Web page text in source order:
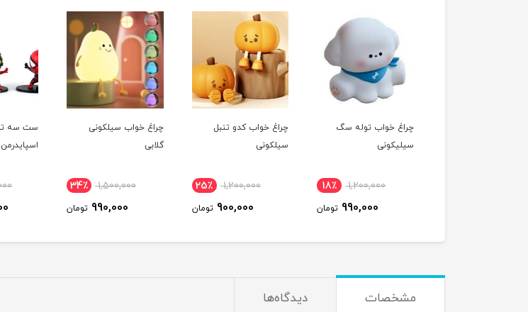
چراغ خواب توله سگ
سیلیکونی
1,200,000 18٪
990,000 تومان
چراغ خواب کدو تنبل
سیلکونی
1,200,000 25٪
900,000 تومان
چراغ خواب سیلکونی
گلابی
1,500,000 34٪
990,000 تومان
ست سه
اسپایدرمن
مشخصات دیدگاه‌ها